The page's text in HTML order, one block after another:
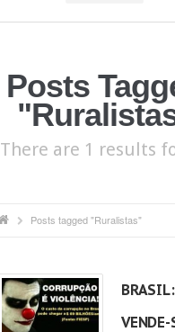
Posts
There are 1 results
Posts tagged "Ruralistas"
BRASIL:
VENDE-